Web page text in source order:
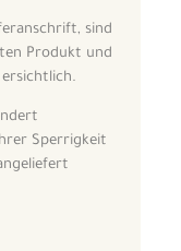
sind
Produkt und
Sperrigkeit